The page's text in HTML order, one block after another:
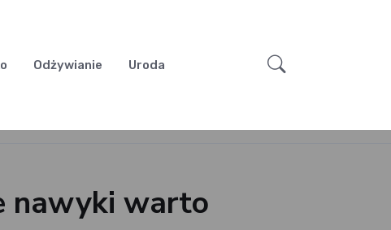
Odżywianie Uroda
nawyki warto